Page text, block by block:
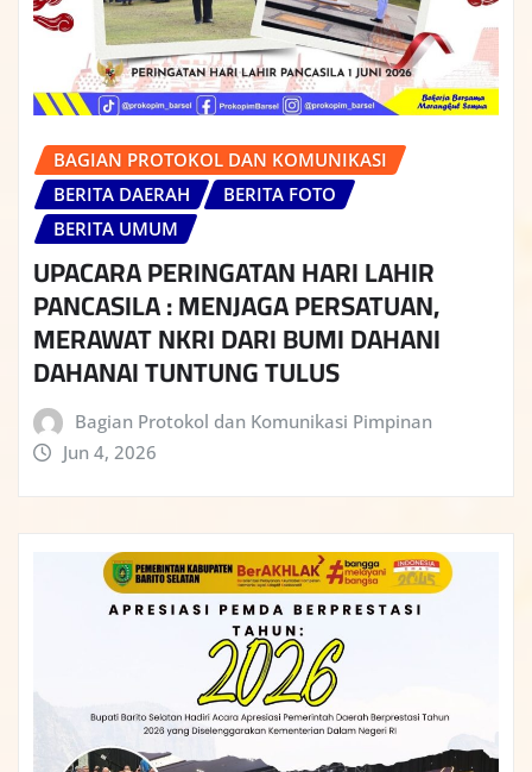
BAGIAN PROTOKOL DAN KOMUNIKASI
BERITA DAERAH
BERITA FOTO
BERITA UMUM
UPACARA PERINGATAN HARI LAHIR
PANCASILA : MENJAGA PERSATUAN,
MERAWAT NKRI DARI BUMI DAHANI
DAHANAI TUNTUNG TULUS
Bagian Protokol dan Komunikasi Pimpinan
Jun 4, 2026